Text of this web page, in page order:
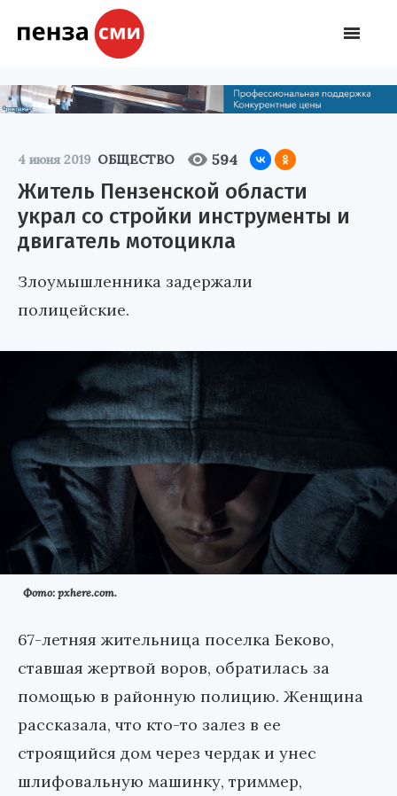
4 июня 2019 ОБЩЕСТВО 594
Житель Пензенской области
украл со стройки инструменты и
двигатель мотоцикла
Злоумышленника задержали
полицейские.
Фото: pxhere.com.
67-летняя жительница поселка Беково,
ставшая жертвой воров, обратилась за
помощью в районную полицию. Женщина
рассказала, что кто-то залез в ее
строящийся дом через чердак и унес
шлифовальную машинку, триммер,